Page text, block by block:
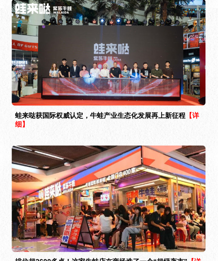
蛙来哒获国际权威认定，牛蛙产业生态化发展再上新征程 【详
细】